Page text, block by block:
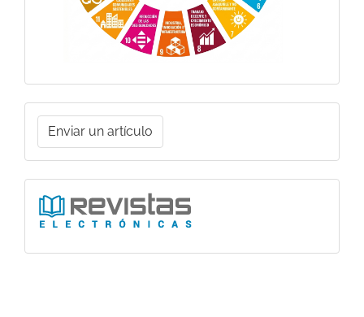
Enviar
un
artículo
Enviar un artículo
Ligas